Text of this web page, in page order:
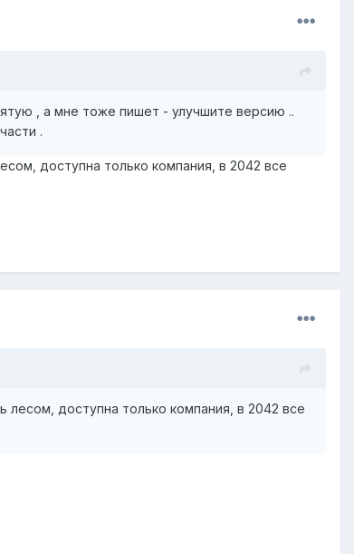
, а мне тоже пишет - улучшите версию ..
.
доступна только компания, в 2042 все
доступна только компания, в 2042 все